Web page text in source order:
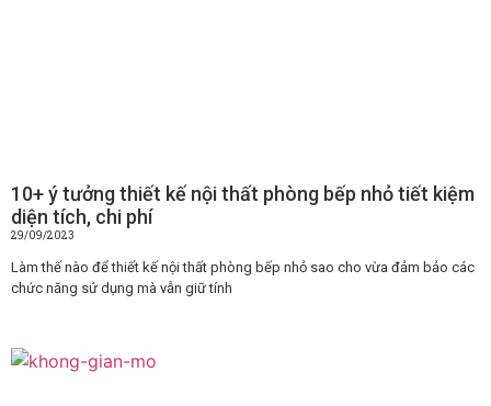
10+ ý tưởng thiết kế nội thất phòng bếp nhỏ tiết kiệm
diện tích, chi phí
29/09/2023
Làm thế nào để thiết kế nội thất phòng bếp nhỏ sao cho vừa đảm bảo các
chức năng sử dụng mà vẫn giữ tính